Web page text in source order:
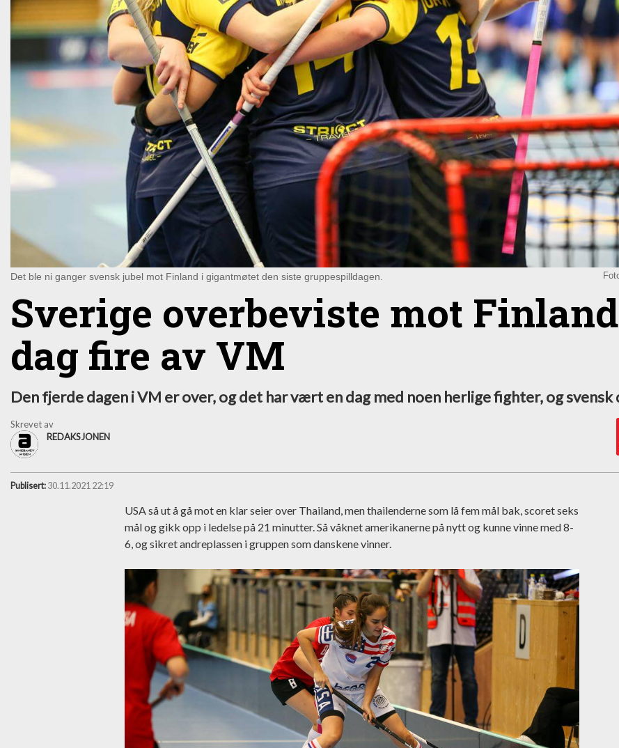
Det ble ni ganger svensk jubel mot Finland i gigantmøtet den siste gruppespilldagen.
Sverige overbeviste mot
dag fire av VM
Den fjerde dagen i VM er over, og det har vært en dag med noen herlige fighter, og svensk
Skrevet av
REDAKSJONEN
Publisert: 30.11.2021 22:19
USA så ut å gå mot en klar seier over Thailand, men thailenderne som lå fem mål bak, scoret seks
mål og gikk opp i ledelse på 21 minutter. Så våknet amerikanerne på nytt og kunne vinne med 8-
6, og sikret andreplassen i gruppen som danskene vinner.